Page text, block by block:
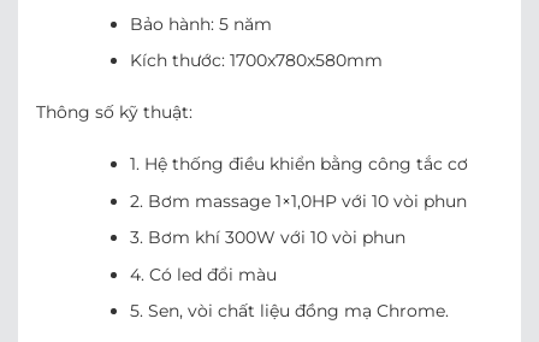
Bảo hành: 5 năm
Kích thước: 1700x780x580mm
Thông số kỹ thuật:
1. Hệ thống điều khiển bằng công tắc cơ
2. Bơm massage 1×1,0HP với 10 vòi phun
3. Bơm khí 300W với 10 vòi phun
4. Có led đổi màu
5. Sen, vòi chất liệu đồng mạ Chrome.